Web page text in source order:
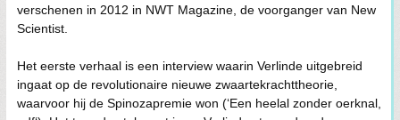
verschenen in 2012 in NWT Magazine, de voorganger van New
Scientist.
Het eerste verhaal is een interview waarin Verlinde uitgebreid
ingaat op de revolutionaire nieuwe zwaartekrachttheorie,
waarvoor hij de Spinozapremie won (‘Een heelal zonder oerknal,